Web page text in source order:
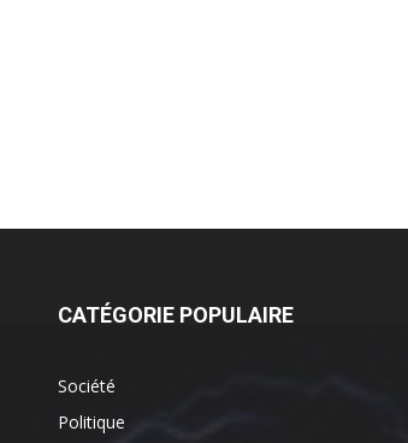
CATÉGORIE POPULAIRE
Société
Politique